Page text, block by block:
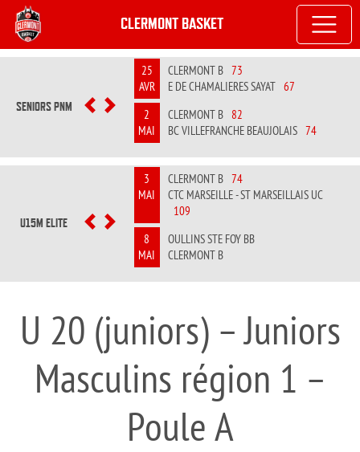
CLERMONT BASKET
SENIORS PNM PREVIOUS
NEXT
25
AVR
CLERMONT B 73
E DE CHAMALIERES SAYAT 67
2
MAI
CLERMONT B 82
BC VILLEFRANCHE BEAUJOLAIS 74
U15M ELITE PREVIOUS
NEXT
3
MAI
CLERMONT B 74
CTC MARSEILLE - ST MARSEILLAIS UC
109
8
MAI
OULLINS STE FOY BB
CLERMONT B
U 20 (juniors) – Juniors
Masculins région 1 –
Poule A